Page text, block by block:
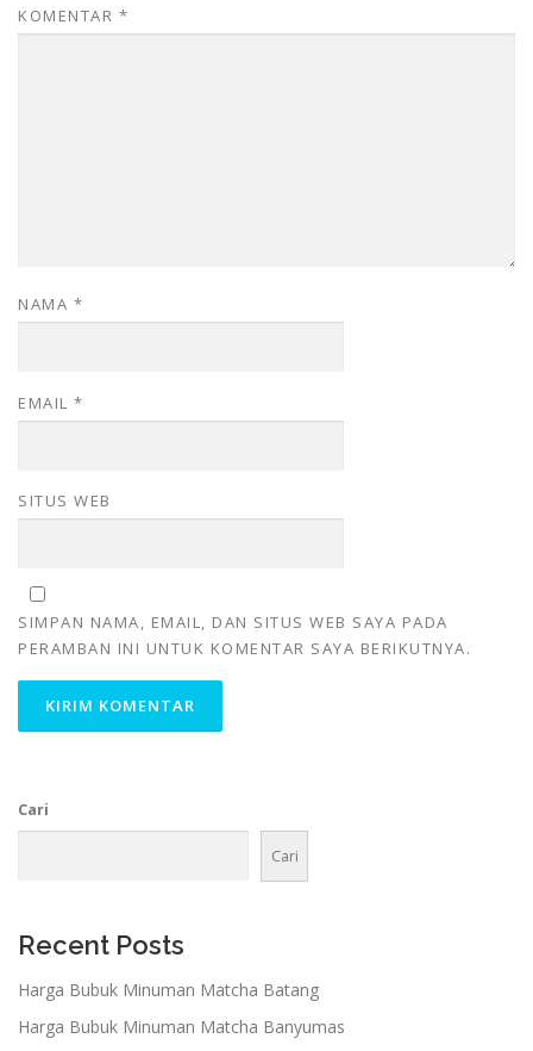
KOMENTAR *
NAMA *
EMAIL *
SITUS WEB
SIMPAN NAMA, EMAIL, DAN SITUS WEB SAYA PADA
PERAMBAN INI UNTUK KOMENTAR SAYA BERIKUTNYA.
Cari
Cari
Recent Posts
Harga Bubuk Minuman Matcha Batang
Harga Bubuk Minuman Matcha Banyumas